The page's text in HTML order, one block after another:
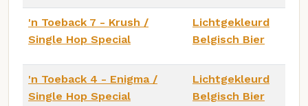
'n Toeback 7 - Krush /
Single Hop Special
Lichtgekleurd
Belgisch Bier
'n Toeback 4 - Enigma /
Single Hop Special
Lichtgekleurd
Belgisch Bier